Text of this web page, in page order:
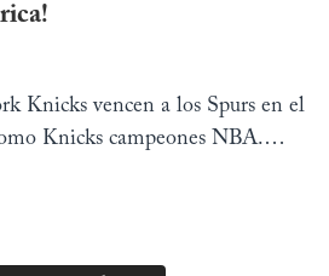
Knicks vencen a los Spurs en el
Knicks campeones NBA.